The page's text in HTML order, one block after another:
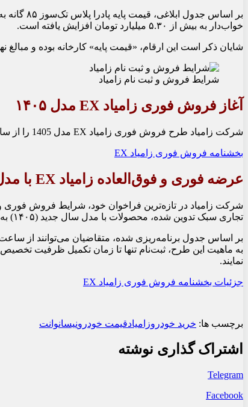
خواب‌دار به بیش از ۵.۳۰ میلیارد تومان افزایش یافته است.
شایان ذکر است این ارقام، «قیمت پایه» کارخانه بوده و
شرایط فروش و ثبت نام زامیاد
آغاز فروش فوری زامیاد EX مدل ۱۴۰۵
شرکت زامیاد طرح فروش فوری زامیاد EX مدل 1405 را از ساعت ۱۰ صبح روز شنبه 19 اردیبهشت 1405 از طریق سامانه فروش اینترنتی آغاز می‌کند. این طرح تا زمان تکمیل ظرفیت ادامه خواهد داشت.
بخشنامه فروش فوری زامیاد EX
عرضه فوری و فوق‌العاده زامیاد EX با مدل ۱۴۰۵
تجاری سبک تدوین شده، محصولات با مدل سال جدید (۱۴۰۵) به مشتریان عرضه خواهند شد.
به ماهیت این طرح، ثبت‌نام تنها تا زمان تکمیل ظرفیت
نمایند.
جزئیات بخشنامه فروش فوری زامیاد EX
برچسب ها: خرید خودروزامیادقیمت خودرونیسانوانت
اشتراک گذاری نوشته
Telegram
Facebook